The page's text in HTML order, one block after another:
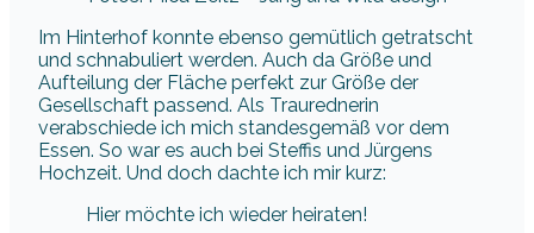
Im Hinterhof konnte ebenso gemütlich getratscht
und schnabuliert werden. Auch da Größe und
Aufteilung der Fläche perfekt zur Größe der
Gesellschaft passend. Als Traurednerin
verabschiede ich mich standesgemäß vor dem
Essen. So war es auch bei Steffis und Jürgens
Hochzeit. Und doch dachte ich mir kurz:
Hier möchte ich wieder heiraten!